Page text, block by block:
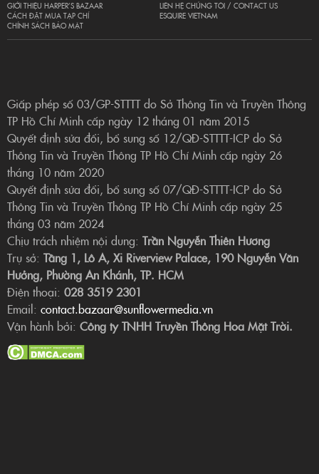
GIỚI THIỆU HARPER’S BAZAAR
CÁCH ĐẶT MUA TẠP CHÍ
CHÍNH SÁCH BẢO MẬT
LIÊN HỆ CHÚNG TÔI / CONTACT US
ESQUIRE VIETNAM
Giấp phép số 03/GP-STTTT do Sở Thông Tin và Truyền Thông
TP Hồ Chí Minh cấp ngày 12 tháng 01 năm 2015
Quyết định sửa đổi, bổ sung số 12/QĐ-STTTT-ICP do Sở
Thông Tin và Truyền Thông TP Hồ Chí Minh cấp ngày 26
tháng 10 năm 2020
Quyết định sửa đổi, bổ sung số 07/QĐ-STTTT-ICP do Sở
Thông Tin và Truyền Thông TP Hồ Chí Minh cấp ngày 25
tháng 03 năm 2024
Chịu trách nhiệm nội dung: Trần Nguyễn Thiên Hương
Trụ sở: Tầng 1, Lô A, Xi Riverview Palace, 190 Nguyễn Văn
Hưởng, Phường An Khánh, TP. HCM
Điện thoại: 028 3519 2301
Email: contact.bazaar@sunflowermedia.vn
Vận hành bởi: Công ty TNHH Truyền Thông Hoa Mặt Trời.